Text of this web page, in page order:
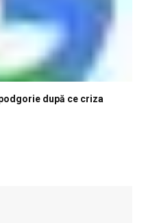
după ce criza